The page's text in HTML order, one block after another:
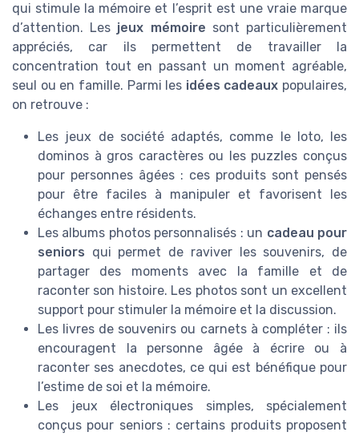
qui stimule la mémoire et l’esprit est une vraie marque
d’attention. Les jeux mémoire sont particulièrement
appréciés, car ils permettent de travailler la
concentration tout en passant un moment agréable,
seul ou en famille. Parmi les idées cadeaux populaires,
on retrouve :
Les jeux de société adaptés, comme le loto, les
dominos à gros caractères ou les puzzles conçus
pour personnes âgées : ces produits sont pensés
pour être faciles à manipuler et favorisent les
échanges entre résidents.
Les albums photos personnalisés : un cadeau pour
seniors qui permet de raviver les souvenirs, de
partager des moments avec la famille et de
raconter son histoire. Les photos sont un excellent
support pour stimuler la mémoire et la discussion.
Les livres de souvenirs ou carnets à compléter : ils
encouragent la personne âgée à écrire ou à
raconter ses anecdotes, ce qui est bénéfique pour
l’estime de soi et la mémoire.
Les jeux électroniques simples, spécialement
conçus pour seniors : certains produits proposent